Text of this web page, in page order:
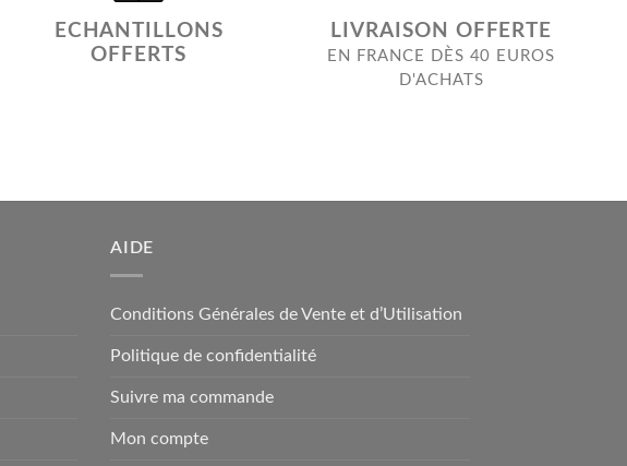
ECHANTILLONS
OFFERTS
LIVRAISON OFFERTE
EN FRANCE DÈS 40 EUROS
D'ACHATS
AIDE
Conditions Générales de Vente et d’Utilisation
Politique de confidentialité
Suivre ma commande
Mon compte